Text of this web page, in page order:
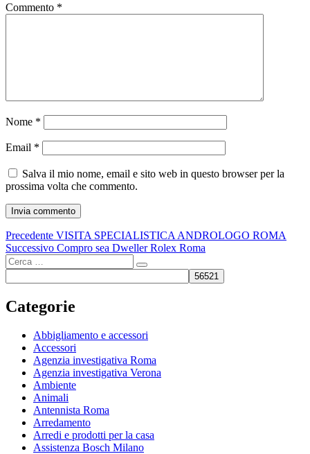
Commento *
Nome *
Email *
Salva il mio nome, email e sito web in questo browser per la
prossima volta che commento.
Navigazione
articoli
Precedente Articolo
precedente:
VISITA SPECIALISTICA ANDROLOGO ROMA
Successivo Articolo
Compro sea Dweller Rolex Roma
Cerca:
Cerca
Categorie
Abbigliamento e accessori
Accessori
Agenzia investigativa Roma
Agenzia investigativa Verona
Ambiente
Animali
Antennista Roma
Arredamento
Arredi e prodotti per la casa
Assistenza Bosch Milano